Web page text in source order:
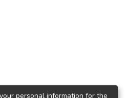
personal information for the